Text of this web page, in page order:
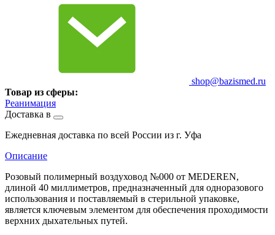
shop@bazismed.ru
Товар из сферы:
Реанимация
Доставка в
Ежедневная доставка по всей России из г. Уфа
Описание
Розовый полимерный воздуховод №000 от MEDEREN,
длиной 40 миллиметров, предназначенный для одноразового
использования и поставляемый в стерильной упаковке,
является ключевым элементом для обеспечения проходимости
верхних дыхательных путей.